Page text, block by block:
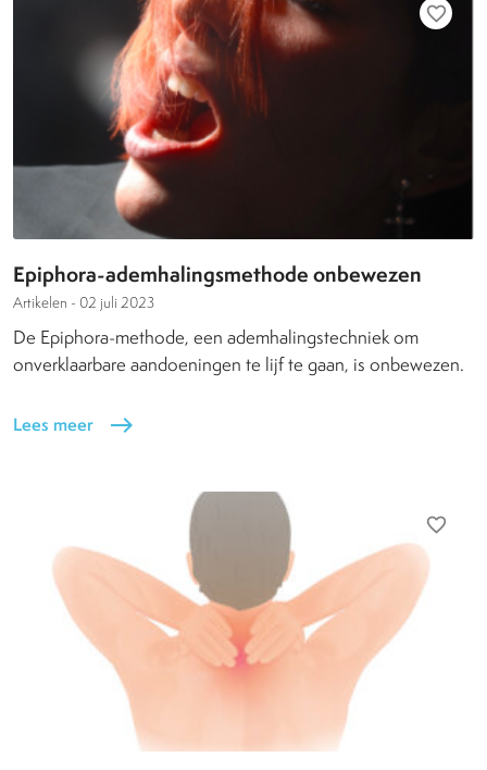
favorite_border
Epiphora-ademhalingsmethode onbewezen
Artikelen - 02 juli 2023
De Epiphora-methode, een ademhalingstechniek om
onverklaarbare aandoeningen te lijf te gaan, is onbewezen.
Lees meer east
favorite_border